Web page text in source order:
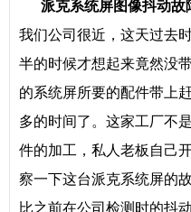
派克系统屏图像抖动故
我们公司很近，这天过去
半的时候才想起来竟然没
的系统屏所要的配件带上
多的时间了。这家工厂不
件的加工，私人老板自己
察一下这台派克系统屏的
比之前在公司检测时的抖